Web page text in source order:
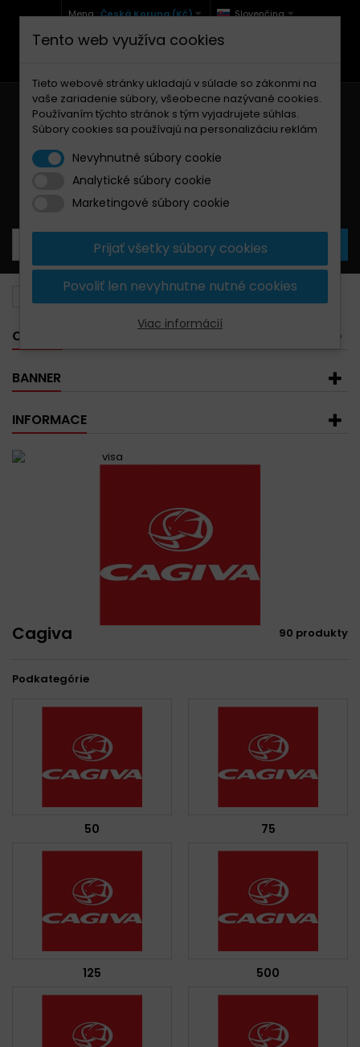
Mena :Česká Koruna (Kč) Slovenčina
+420 771 127 977 (Po-Pá, 9-12 a 13-17)
Košík0Produkty
CAGIVA
BANNER
INFORMACE
Cagiva 90 produkty
Podkategórie
50 75
125 500
Tento web využíva cookies
Tieto webové stránky ukladajú v súlade so zákonmi na
vaše zariadenie súbory, všeobecne nazývané cookies.
Používaním týchto stránok s tým vyjadrujete súhlas.
Súbory cookies sa používajú na personalizáciu reklám
Nevyhnutné súbory cookie
Analytické súbory cookie
Marketingové súbory cookie
Prijať všetky súbory cookies
Povoliť len nevyhnutne nutné cookies
Viac informácií